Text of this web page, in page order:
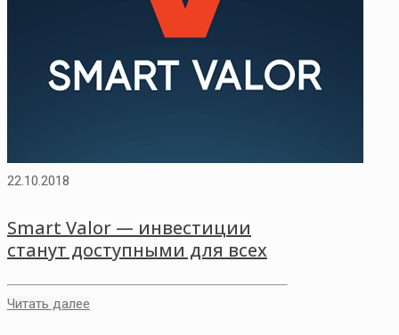
22.10.2018
Smart Valor — инвестиции
станут доступными для всех
Читать далее